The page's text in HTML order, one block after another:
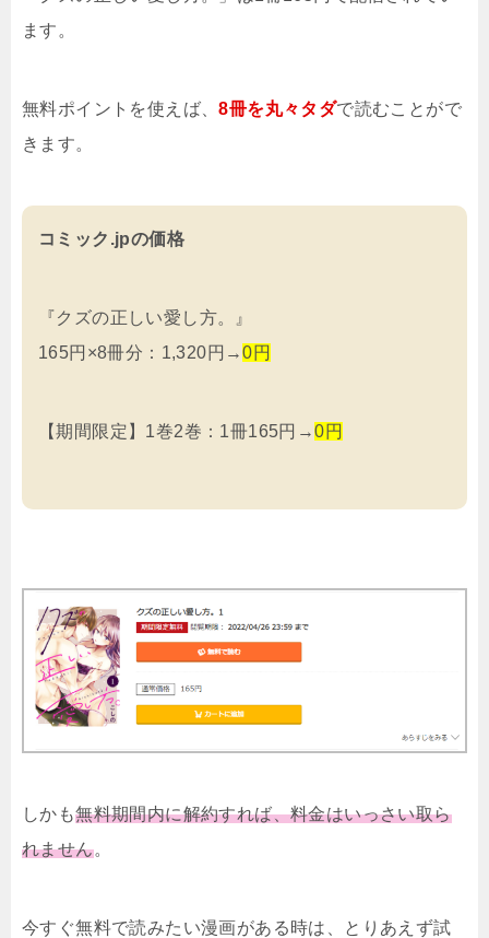
ます。
無料ポイントを使えば、8冊を丸々タダで読むことがで
きます。
コミック.jpの価格
『クズの正しい愛し方。』
165円×8冊分：1,320円→0円
【期間限定】1巻2巻：1冊165円→0円
しかも無料期間内に解約すれば、料金はいっさい取ら
れません。
今すぐ無料で読みたい漫画がある時は、とりあえず試